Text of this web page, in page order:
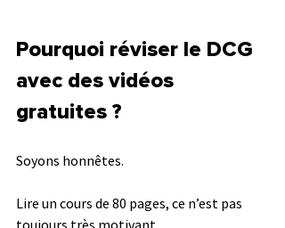
Pourquoi réviser le DCG
avec des vidéos
gratuites ?
Soyons honnêtes.
Lire un cours de 80 pages, ce n’est pas
toujours très motivant.